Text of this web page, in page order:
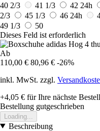
40 2/3
41 1/3 42 24h
2/3
45 1/3 46 24h
49 1/3
50
Dieses Feld ist erforderlich
Ab
110,00 € 80,96 € -26%
inkl. MwSt. zzgl.
+4,05 € für Ihre nächste
Bestellung gutgeschrieben
Loading...
Beschreibung